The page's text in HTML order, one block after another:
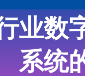
业数
系统